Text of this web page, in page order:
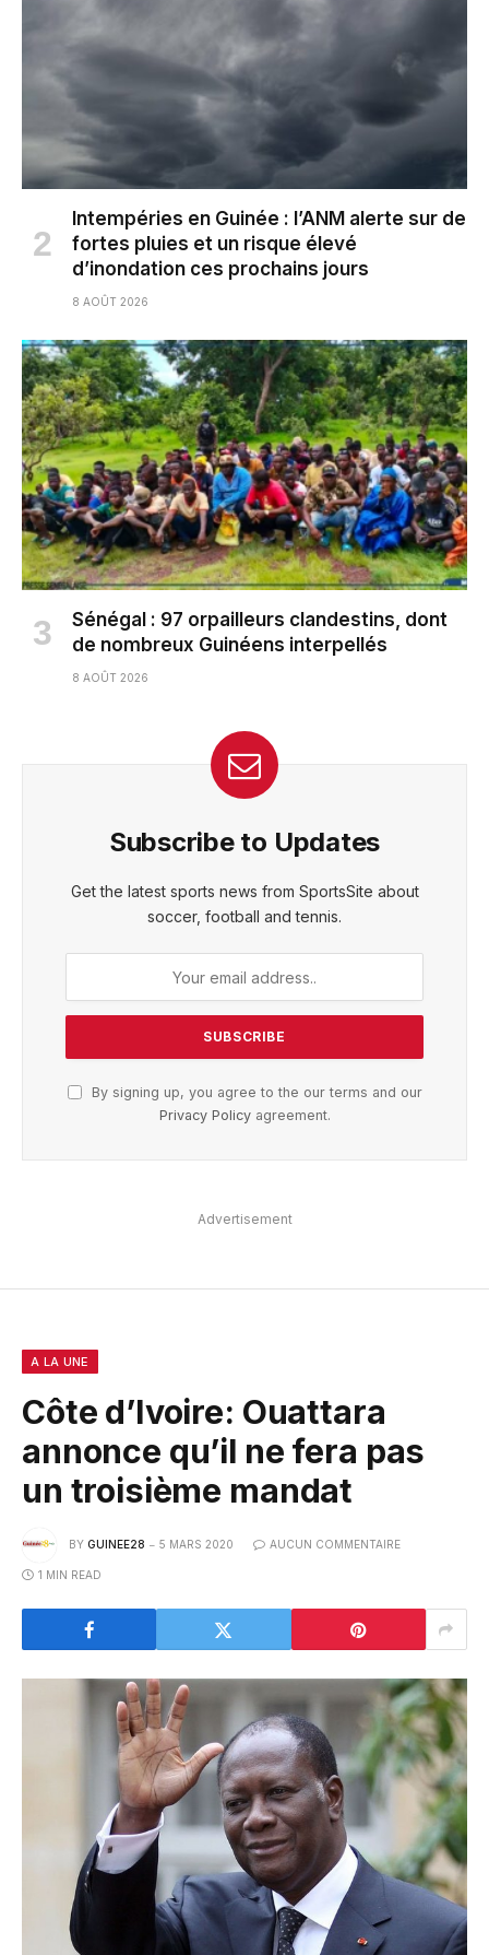
Intempéries en Guinée : l’ANM alerte sur de
fortes pluies et un risque élevé
d’inondation ces prochains jours
8 AOÛT 2026
Sénégal : 97 orpailleurs clandestins, dont
de nombreux Guinéens interpellés
8 AOÛT 2026
Subscribe to Updates
Get the latest sports news from SportsSite about
soccer, football and tennis.
By signing up, you agree to the our terms and our
Privacy Policyagreement.
Advertisement
A LA UNE
Côte d’Ivoire: Ouattara
annonce qu’il ne fera pas
un troisième mandat
BY GUINEE28 5 MARS 2020 AUCUN COMMENTAIRE
1 MIN READ